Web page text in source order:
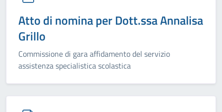
Atto di nomina per Dott.ssa Annalisa
Grillo
Commissione di gara affidamento del servizio
assistenza specialistica scolastica